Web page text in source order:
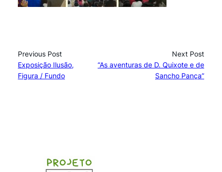
Previous Post
Exposição Ilusão,
Figura / Fundo
Next Post
“As aventuras de D. Quixote e de
Sancho Pança”